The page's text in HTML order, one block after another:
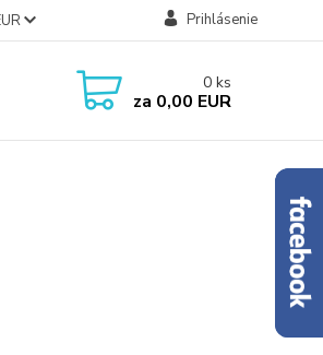
Prihlásenie
0 ks
za 0,00 EUR